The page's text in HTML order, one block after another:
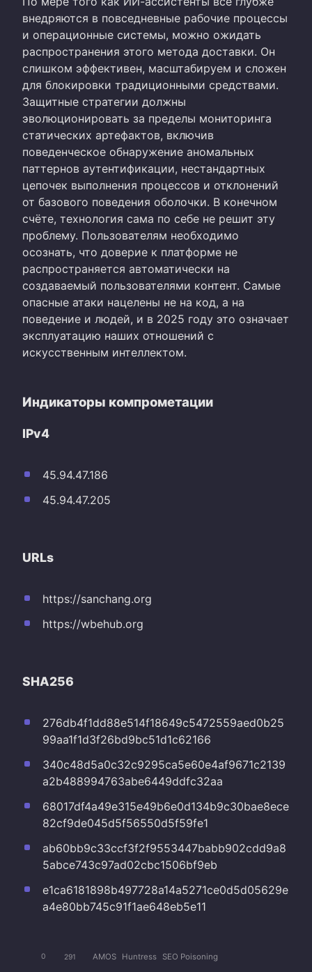
внедряются в повседневные рабочие процессы
и операционные системы, можно ожидать
распространения этого метода доставки. Он
слишком эффективен, масштабируем и сложен
для блокировки традиционными средствами.
Защитные стратегии должны
эволюционировать за пределы мониторинга
статических артефактов, включив
поведенческое обнаружение аномальных
паттернов аутентификации, нестандартных
цепочек выполнения процессов и отклонений
от базового поведения оболочки. В конечном
счёте, технология сама по себе не решит эту
проблему. Пользователям необходимо
осознать, что доверие к платформе не
распространяется автоматически на
создаваемый пользователями контент. Самые
опасные атаки нацелены не на код, а на
поведение и людей, и в 2025 году это означает
эксплуатацию наших отношений с
искусственным интеллектом.
Индикаторы компрометации
IPv4
45.94.47.186
45.94.47.205
URLs
https://sanchang.org
https://wbehub.org
SHA256
276db4f1dd88e514f18649c5472559aed0b25
99aa1f1d3f26bd9bc51d1c62166
340c48d5a0c32c9295ca5e60e4af9671c2139
a2b488994763abe6449ddfc32aa
68017df4a49e315e49b6e0d134b9c30bae8ece
82cf9de045d5f56550d5f59fe1
ab60bb9c33ccf3f2f9553447babb902cdd9a8
5abce743c97ad02cbc1506bf9eb
e1ca6181898b497728a14a5271ce0d5d05629e
a4e80bb745c91f1ae648eb5e11
0 291 AMOS Huntress SEO Poisoning